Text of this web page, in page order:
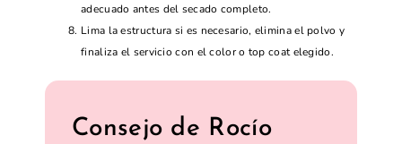
adecuado antes del secado completo.
Lima la estructura si es necesario, elimina el polvo y
finaliza el servicio con el color o top coat elegido.
Consejo de Rocío